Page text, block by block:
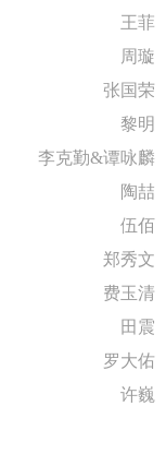
王菲
周璇
张国荣
黎明
李克勤&谭咏麟
陶喆
伍佰
郑秀文
费玉清
田震
罗大佑
许巍